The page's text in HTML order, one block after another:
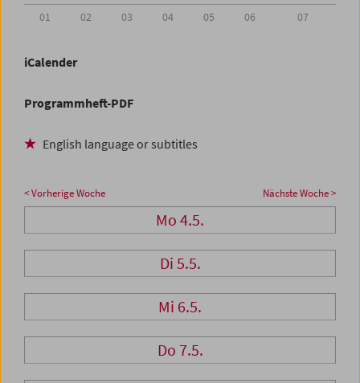
01
02 03 04 05 06 07
iCalender
Programmheft-PDF
English language or subtitles
< Vorherige Woche Nächste Woche >
Mo 4.5.
Di 5.5.
Mi 6.5.
Do 7.5.